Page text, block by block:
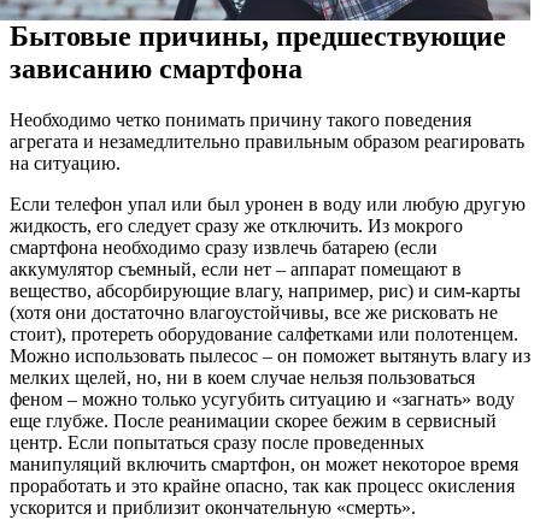
Бытовые причины, предшествующие
зависанию смартфона
Необходимо четко понимать причину такого поведения
агрегата и незамедлительно правильным образом реагировать
на ситуацию.
Если телефон упал или был уронен в воду или любую другую
жидкость, его следует сразу же отключить. Из мокрого
смартфона необходимо сразу извлечь батарею (если
аккумулятор съемный, если нет – аппарат помещают в
вещество, абсорбирующие влагу, например, рис) и сим-карты
(хотя они достаточно влагоустойчивы, все же рисковать не
стоит), протереть оборудование салфетками или полотенцем.
Можно использовать пылесос – он поможет вытянуть влагу из
мелких щелей, но, ни в коем случае нельзя пользоваться
феном – можно только усугубить ситуацию и «загнать» воду
еще глубже. После реанимации скорее бежим в сервисный
центр. Если попытаться сразу после проведенных
манипуляций включить смартфон, он может некоторое время
проработать и это крайне опасно, так как процесс окисления
ускорится и приблизит окончательную «смерть».